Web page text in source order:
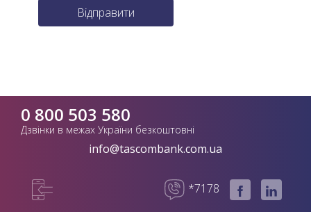
Відправити
0 800 503 580
Дзвінки в межах України безкоштовні
info@tascombank.com.ua
*7178